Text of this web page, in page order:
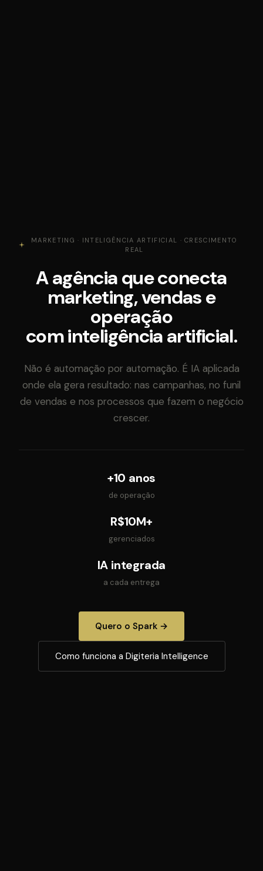
MARKETING · INTELIGÊNCIA ARTIFICIAL · CRESCIMENTO
REAL
A agência que conecta
marketing, vendas e
operação
com inteligência artificial.
Não é automação por automação. É IA aplicada
onde ela gera resultado: nas campanhas, no funil
de vendas e nos processos que fazem o negócio
crescer.
+10 anos
de operação
R$10M+
gerenciados
IA integrada
a cada entrega
Quero o Spark →
Como funciona a Digiteria Intelligence